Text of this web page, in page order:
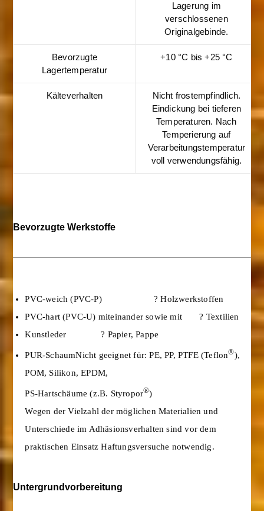
Lagerung im
verschlossenen
Originalgebinde.
Bevorzugte
Lagertemperatur
+10 °C bis +25 °C
Kälteverhalten
Nicht frostempfindlich.
Eindickung bei tieferen
Temperaturen. Nach
Temperierung auf
Verarbeitungstemperatur
voll verwendungsfähig.
Bevorzugte Werkstoffe
PVC-weich (PVC-P) ? Holzwerkstoffen
PVC-hart (PVC-U) miteinander sowie mit ? Textilien
Kunstleder ? Papier, Pappe
PUR-SchaumNicht geeignet für: PE, PP, PTFE (Teflon®),
POM, Silikon, EPDM,
PS-Hartschäume (z.B. Styropor®)
Wegen der Vielzahl der möglichen Materialien und
Unterschiede im Adhäsionsverhalten sind vor dem
praktischen Einsatz Haftungsversuche notwendig.
Untergrundvorbereitung